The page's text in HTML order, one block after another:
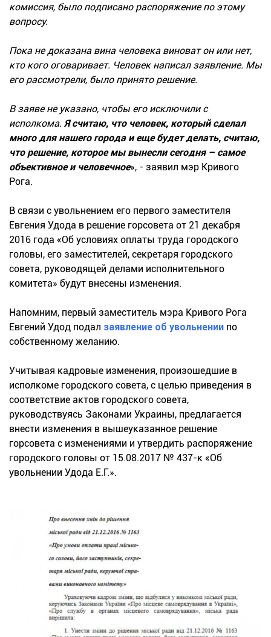
комиссия, было подписано распоряжение по этому
вопросу.
Пока не доказана вина человека виноват он или нет,
кто кого оговаривает. Человек написал заявление. Мы
его рассмотрели, было принято решение.
В заяве не указано, чтобы его исключили с
исполкома. Я считаю, что человек, который сделал
много для нашего города и еще будет делать, считаю,
что решение, которое мы вынесли сегодня – самое
объективное и человечное», - заявил мэр Кривого
Рога.
В связи с увольнением его первого заместителя
Евгения Удода в решение горсовета от 21 декабря
2016 года «Об условиях оплаты труда городского
головы, его заместителей, секретаря городского
совета, руководящей делами исполнительного
комитета» будут внесены изменения.
Напомним, первый заместитель мэра Кривого Рога
Евгений Удод подал заявление об увольнении по
собственному желанию.
Учитывая кадровые изменения, произошедшие в
исполкоме городского совета, с целью приведения в
соответствие актов городского совета,
руководствуясь Законами Украины, предлагается
внести изменения в вышеуказанное решение
горсовета с изменениями и утвердить распоряжение
городского головы от 15.08.2017 № 437-к «Об
увольнении Удода Е.Г.».